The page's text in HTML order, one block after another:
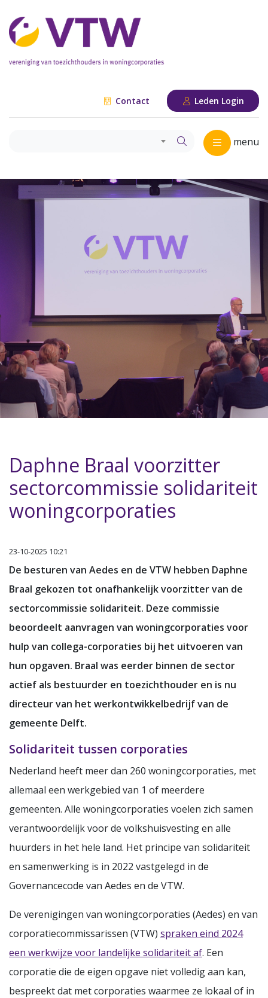
Contact Leden Login
menu
Daphne Braal voorzitter
sectorcommissie solidariteit
woningcorporaties
23-10-2025 10:21
De besturen van Aedes en de VTW hebben Daphne
Braal gekozen tot onafhankelijk voorzitter van de
sectorcommissie solidariteit. Deze commissie
beoordeelt aanvragen van woningcorporaties voor
hulp van collega-corporaties bij het uitvoeren van
hun opgaven. Braal was eerder binnen de sector
actief als bestuurder en toezichthouder en is nu
directeur van het werkontwikkelbedrijf van de
gemeente Delft.
Solidariteit tussen corporaties
Nederland heeft meer dan 260 woningcorporaties, met
allemaal een werkgebied van 1 of meerdere
gemeenten. Alle woningcorporaties voelen zich samen
verantwoordelijk voor de volkshuisvesting en alle
huurders in het hele land. Het principe van solidariteit
en samenwerking is in 2022 vastgelegd in de
Governancecode van Aedes en de VTW.
De verenigingen van woningcorporaties (Aedes) en van
corporatiecommissarissen (VTW) spraken eind 2024
een werkwijze voor landelijke solidariteit af. Een
corporatie die de eigen opgave niet volledig aan kan,
bespreekt dat met corporaties waarmee ze lokaal of in